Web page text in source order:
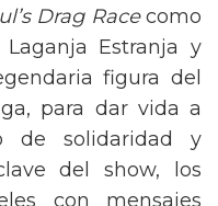
Drag Racecomo
Estranja y
figura del
para dar vida a
de solidaridad y
del show, los
con mensajes